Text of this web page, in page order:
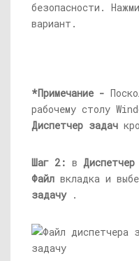
безопасности.
вариант.
*Примечание -
рабочему столу
Диспетчер задач
Шаг 2: в
Файл вкладка и
задачу.